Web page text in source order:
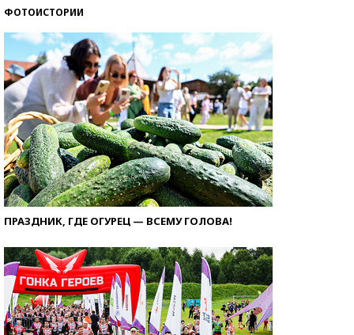
ФОТОИСТОРИИ
ПРАЗДНИК, ГДЕ ОГУРЕЦ — ВСЕМУ ГОЛОВА!